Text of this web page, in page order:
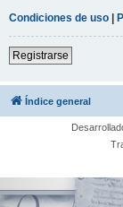
Condiciones de uso |
Registrarse
Índice general